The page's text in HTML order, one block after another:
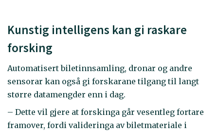
Kunstig intelligens kan gi raskare
forsking
Automatisert biletinnsamling, dronar og andre
sensorar kan også gi forskarane tilgang til langt
større datamengder enn i dag.
– Dette vil gjere at forskinga går vesentleg fortare
framover, fordi valideringa av biletmateriale i